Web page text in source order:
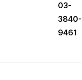
03-
3840-
9461